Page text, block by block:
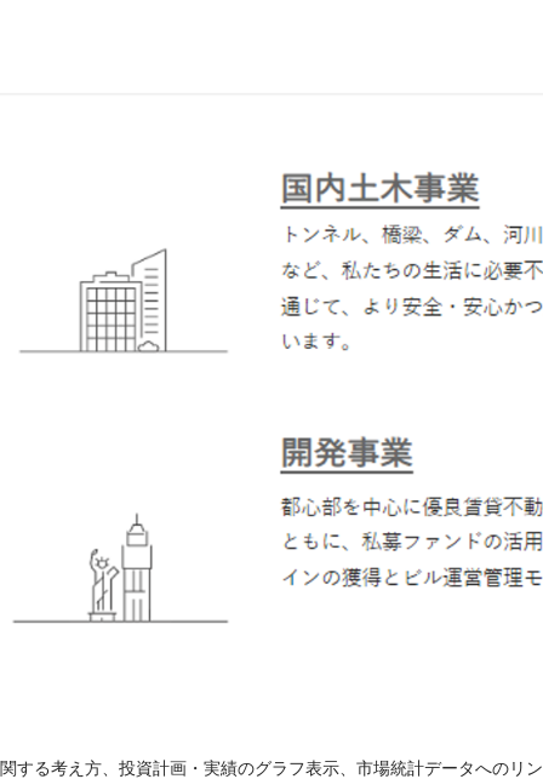
する考え方、投資計画・実績のグラフ表示、市場統計データへのリ